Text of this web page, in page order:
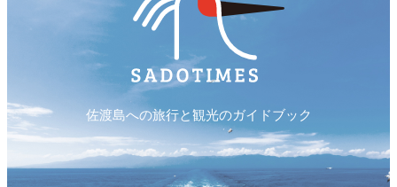
佐渡島への旅行と観光のガイドブック